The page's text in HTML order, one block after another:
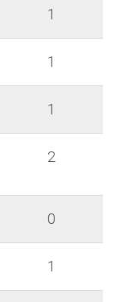
1
1
1
2
0
1